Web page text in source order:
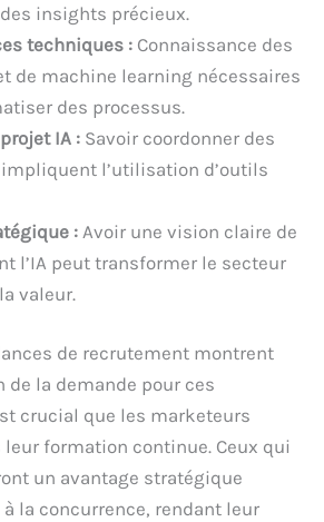
insights précieux.
techniques : Connaissance des
de machine learning nécessaires
des processus.
IA : Savoir coordonner des
l’utilisation d’outils
: Avoir une vision claire de
l’IA peut transformer le secteur
valeur.
de recrutement montrent
de la demande pour ces
crucial que les marketeurs
formation continue. Ceux qui
un avantage stratégique
la concurrence, rendant leur